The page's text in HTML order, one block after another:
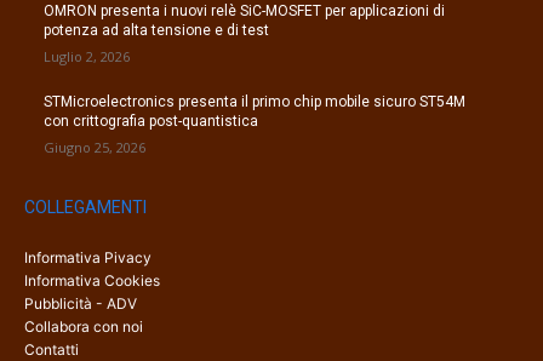
OMRON presenta i nuovi relè SiC-MOSFET per applicazioni di
potenza ad alta tensione e di test
Luglio 2, 2026
STMicroelectronics presenta il primo chip mobile sicuro ST54M
con crittografia post-quantistica
Giugno 25, 2026
COLLEGAMENTI
Informativa Pivacy
Informativa Cookies
Pubblicità - ADV
Collabora con noi
Contatti